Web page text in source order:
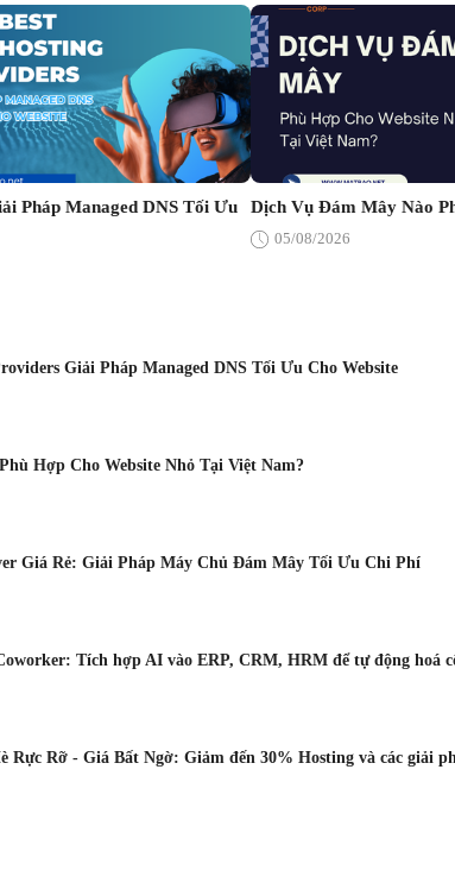
Pháp Managed DNS Tối Ưu
Dịch Vụ Đám Mây Nào
05/08/2026
Giải Pháp Managed DNS Tối Ưu Cho Website
Hợp Cho Website Nhỏ Tại Việt Nam?
Giá Rẻ: Giải Pháp Máy Chủ Đám Mây Tối Ưu Chi Phí
Tích hợp AI vào ERP, CRM, HRM để tự động hoá
Rực Rỡ - Giá Bất Ngờ: Giảm đến 30% Hosting và các giải